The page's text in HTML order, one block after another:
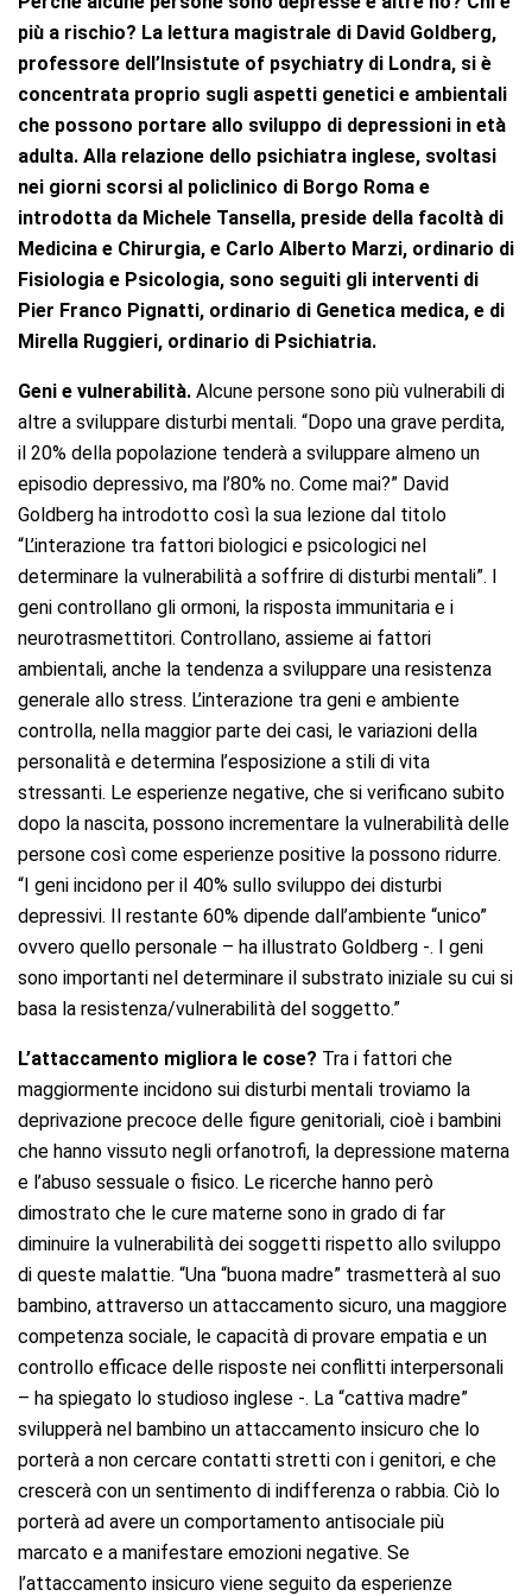
più a rischio? La lettura magistrale di David Goldberg,
professore dell’Insistute of psychiatry di Londra, si è
concentrata proprio sugli aspetti genetici e ambientali
che possono portare allo sviluppo di depressioni in età
adulta. Alla relazione dello psichiatra inglese, svoltasi
nei giorni scorsi al policlinico di Borgo Roma e
introdotta da Michele Tansella, preside della facoltà di
Medicina e Chirurgia, e Carlo Alberto Marzi, ordinario di
Fisiologia e Psicologia, sono seguiti gli interventi di
Pier Franco Pignatti, ordinario di Genetica medica, e di
Mirella Ruggieri, ordinario di Psichiatria.
Geni e vulnerabilità. Alcune persone sono più vulnerabili di
altre a sviluppare disturbi mentali. “Dopo una grave perdita,
il 20% della popolazione tenderà a sviluppare almeno un
episodio depressivo, ma l’80% no. Come mai?” David
Goldberg ha introdotto così la sua lezione dal titolo
“L’interazione tra fattori biologici e psicologici nel
determinare la vulnerabilità a soffrire di disturbi mentali”. I
geni controllano gli ormoni, la risposta immunitaria e i
neurotrasmettitori. Controllano, assieme ai fattori
ambientali, anche la tendenza a sviluppare una resistenza
generale allo stress. L’interazione tra geni e ambiente
controlla, nella maggior parte dei casi, le variazioni della
personalità e determina l’esposizione a stili di vita
stressanti. Le esperienze negative, che si verificano subito
dopo la nascita, possono incrementare la vulnerabilità delle
persone così come esperienze positive la possono ridurre.
“I geni incidono per il 40% sullo sviluppo dei disturbi
depressivi. Il restante 60% dipende dall’ambiente “unico”
ovvero quello personale – ha illustrato Goldberg -. I geni
sono importanti nel determinare il substrato iniziale su cui si
basa la resistenza/vulnerabilità del soggetto.”
L’attaccamento migliora le cose? Tra i fattori che
maggiormente incidono sui disturbi mentali troviamo la
deprivazione precoce delle figure genitoriali, cioè i bambini
che hanno vissuto negli orfanotrofi, la depressione materna
e l’abuso sessuale o fisico. Le ricerche hanno però
dimostrato che le cure materne sono in grado di far
diminuire la vulnerabilità dei soggetti rispetto allo sviluppo
di queste malattie. “Una “buona madre” trasmetterà al suo
bambino, attraverso un attaccamento sicuro, una maggiore
competenza sociale, le capacità di provare empatia e un
controllo efficace delle risposte nei conflitti interpersonali
– ha spiegato lo studioso inglese -. La “cattiva madre”
svilupperà nel bambino un attaccamento insicuro che lo
porterà a non cercare contatti stretti con i genitori, e che
crescerà con un sentimento di indifferenza o rabbia. Ciò lo
porterà ad avere un comportamento antisociale più
marcato e a manifestare emozioni negative. Se
l’attaccamento insicuro viene seguito da esperienze